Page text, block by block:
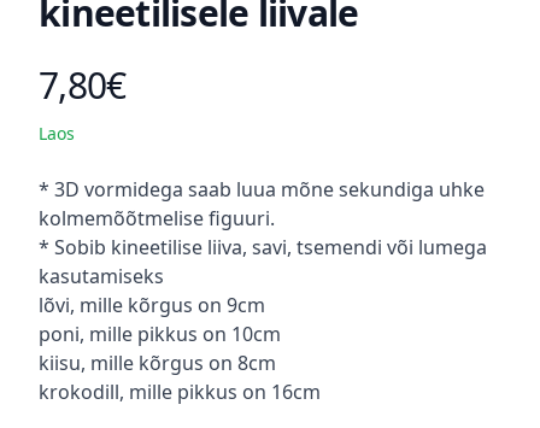
kineetilisele liivale
Toote hind
7,80€
Laos
Kirjeldus
* 3D vormidega saab luua mõne sekundiga uhke
kolmemõõtmelise figuuri.
* Sobib kineetilise liiva, savi, tsemendi või lumega
kasutamiseks
lõvi, mille kõrgus on 9cm
poni, mille pikkus on 10cm
kiisu, mille kõrgus on 8cm
krokodill, mille pikkus on 16cm